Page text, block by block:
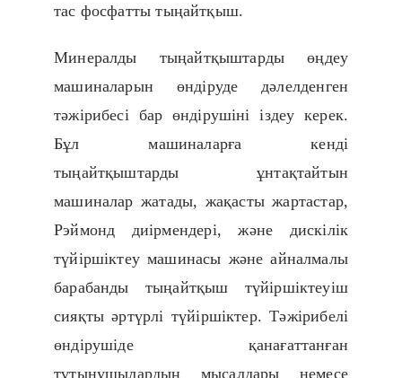
тас фосфатты тыңайтқыш.
Минералды тыңайтқыштарды өңдеу
машиналарын өндіруде дәлелденген
тәжірибесі бар өндірушіні іздеу керек.
Бұл машиналарға кенді
тыңайтқыштарды ұнтақтайтын
машиналар жатады, жақасты жартастар,
Рэймонд диірмендері, және дискілік
түйіршіктеу машинасы және айналмалы
барабанды тыңайтқыш түйіршіктеуіш
сияқты әртүрлі түйіршіктер. Тәжірибелі
өндірушіде қанағаттанған
тұтынушылардың мысалдары немесе